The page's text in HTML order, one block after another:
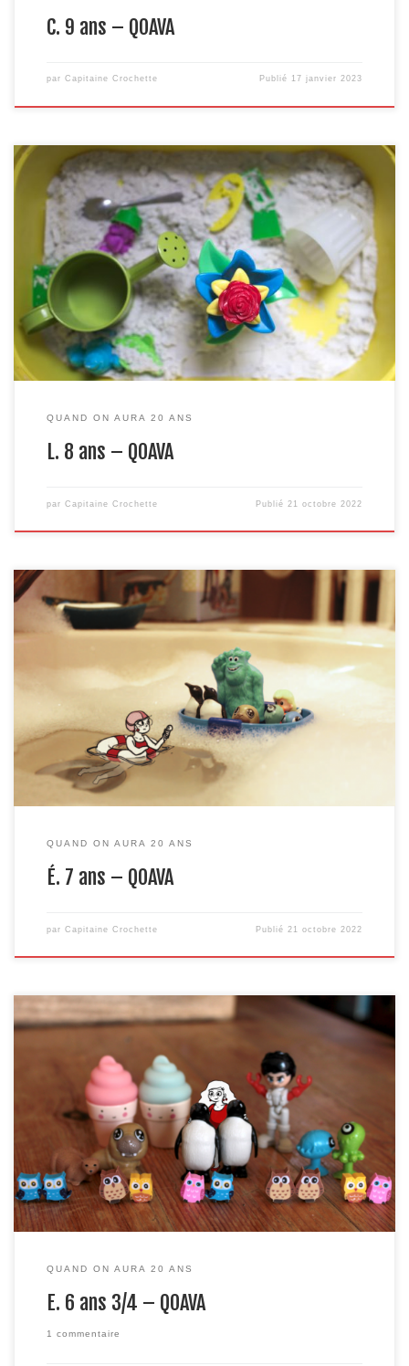
C. 9 ans – QOAVA
par Capitaine Crochette Publié 17 janvier 2023
On a tous joué à « qu’est-ce que tu fais si tu gagnes le gros lot au
loto », ou « si tu avais trois vœux », ou encore « si tu avais un super
pouvoir »… Pour les enfants « ce sera comment quand tu seras
grand » c’est un peu pareil. Tout est possible. Vous entendez […]
QUAND ON AURA 20 ANS
L. 8 ans – QOAVA
par Capitaine Crochette Publié21 octobre 2022
On a tous joué à « qu’est-ce que tu fais si tu gagnes le gros lot au
loto », ou « si tu avais trois vœux », ou encore « si tu avais un super
pouvoir »… Pour les enfants « ce sera comment quand tu seras
grand » c’est un peu pareil. Tout est possible. Vous entendez […]
QUAND ON AURA 20 ANS
É. 7 ans – QOAVA
par Capitaine Crochette Publié 21 octobre 2022
On a tous joué à « qu’est-ce que tu fais si tu gagnes le gros lot au
loto », ou « si tu avais trois vœux », ou encore « si tu avais un super
pouvoir »… Pour les enfants « ce sera comment quand tu seras
grand » c’est un peu pareil. Tout est possible. Nb : […]
QUAND ON AURA 20 ANS
E. 6 ans 3/4 – QOAVA
1 commentaire